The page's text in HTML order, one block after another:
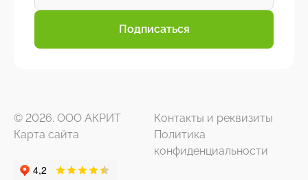
Подписаться
© 2026. ООО АКРИТ
Контакты и реквизиты
Карта сайта
Политика
конфиденциальности